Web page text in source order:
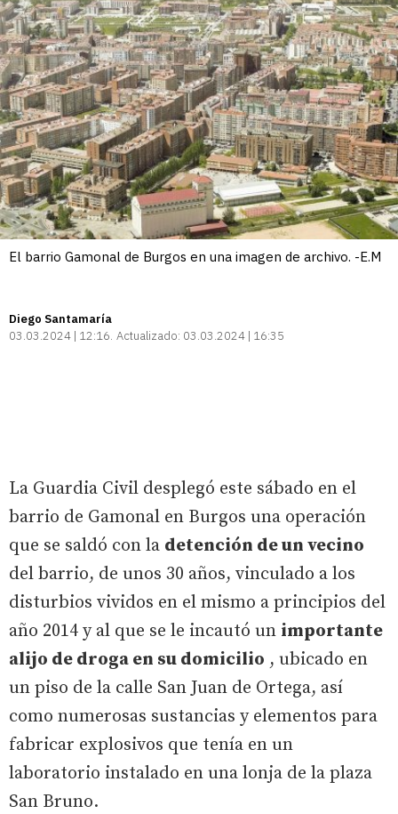
El barrio Gamonal de Burgos en una imagen de archivo. -E.M
Diego Santamaría
03.03.2024 | 12:16 Actualizado: 03.03.2024 | 16:35
La Guardia Civil desplegó este sábado en el
barrio de Gamonal en Burgos una operación
que se saldó con la detención de un vecino
del barrio, de unos 30 años, vinculado a los
disturbios vividos en el mismo a principios del
año 2014 y al que se le incautó un importante
alijo de droga en su domicilio , ubicado en
un piso de la calle San Juan de Ortega, así
como numerosas sustancias y elementos para
fabricar explosivos que tenía en un
laboratorio instalado en una lonja de la plaza
San Bruno.